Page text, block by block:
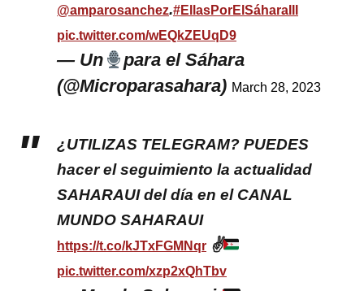
@amparosanchez.#EllasPorElSáharaIII
pic.twitter.com/wEQkZEUqD9
— Un
para el Sáhara
(@Microparasahara) March 28, 2023
¿UTILIZAS TELEGRAM? PUEDES
hacer el seguimiento la actualidad
SAHARAUI del día en el CANAL
MUNDO SAHARAUI
https://t.co/kJTxFGMNqr ✌
pic.twitter.com/xzp2xQhTbv